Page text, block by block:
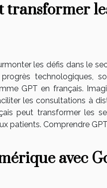
transformer
les défis dans le
technologiques,
GPT en français.
les consultations à
peut transformer les
patients. Comprendre GPT
avec